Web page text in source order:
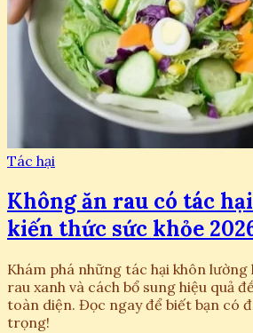
Tác hại
Không ăn rau có tác
kiến thức sức khỏe
Khám phá những tác hại khôn
rau xanh và cách bổ sung hiệu quả
toàn diện. Đọc ngay để biết bạn có
trọng!